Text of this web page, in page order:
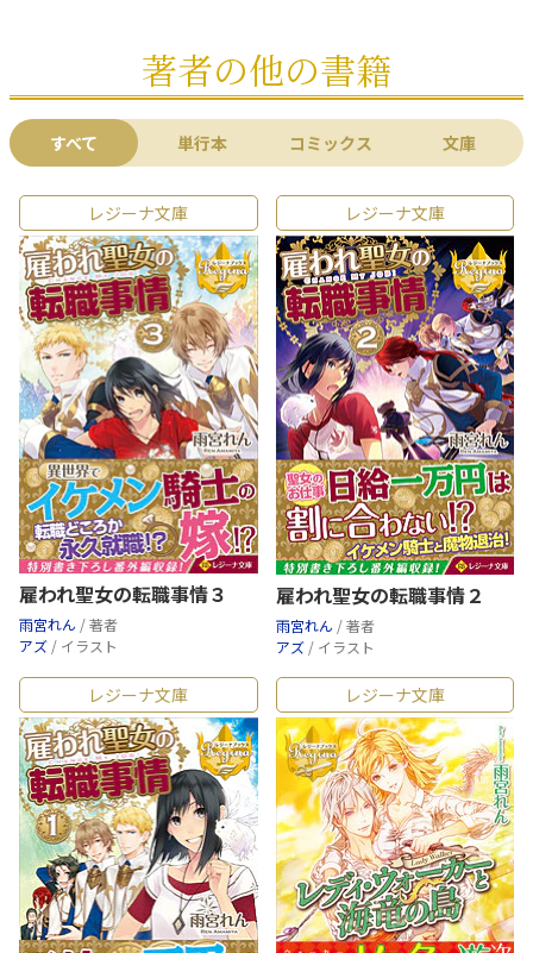
著者の他の書籍
すべて 単行本 コミックス 文庫
レジーナ文庫
雇われ聖女の転職事情３
雨宮れん / 著者
アズ / イラスト
レジーナ文庫
雇われ聖女の転職事情２
雨宮れん / 著者
アズ / イラスト
レジーナ文庫 レジーナ文庫